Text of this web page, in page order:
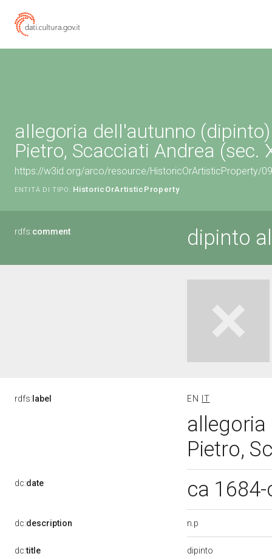
allegoria dell'autunno
Pietro, Scacciati Andrea (sec.
https://w3id.org/arco/resource/HistoricOrArtisticProperty/
ENTITÀ DI TIPO: HistoricOrArtisticProperty
rdfs:comment dipinto
rdfs: label EN IT
Pietro,
dc:date ca
dc:description n.p
dc:title dipinto